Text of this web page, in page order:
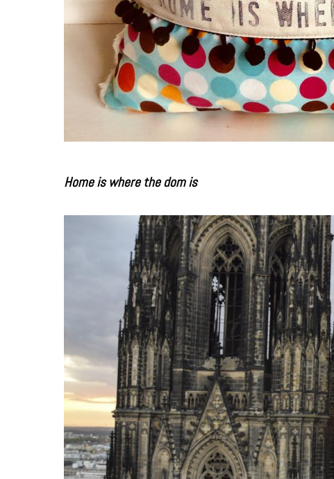
Home is where the dom is